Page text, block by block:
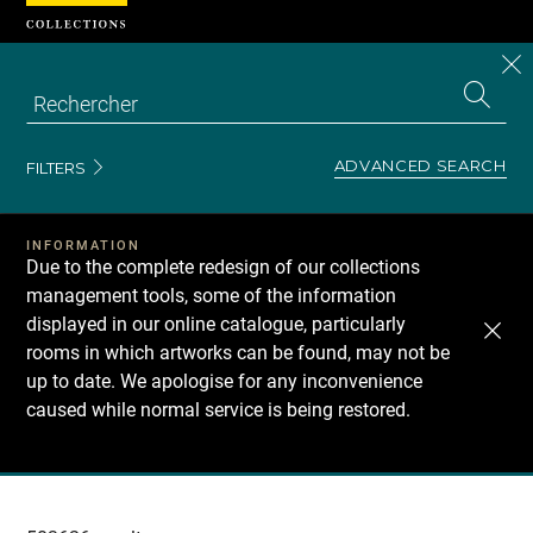
FILTERS ADVANCED SEARCH
INFORMATION
Due to the complete redesign of our collections
management tools, some of the information
displayed in our online catalogue, particularly
rooms in which artworks can be found, may not be
up to date. We apologise for any inconvenience
caused while normal service is being restored.
Recherche
Cookies management panel